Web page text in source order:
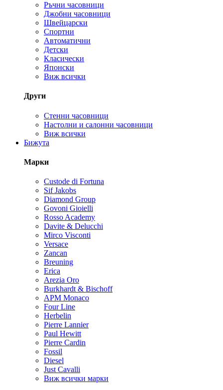
Ръчни часовници
Джобни часовници
Швейцарски
Спортни
Автоматични
Детски
Класически
Японски
Виж всички
Други
Стенни часовници
Настолни и салонни часовници
Виж всички
Бижута
Марки
Custode di Fortuna
Sif Jakobs
Diamond Group
Govoni Gioielli
Rosso Academy
Davite & Delucchi
Mirco Visconti
Versace
Zancan
Breuning
Erica
Arezia Oro
Burkhardt & Bischoff
APM Monaco
Four Line
Herbelin
Pierre Lannier
Paul Hewitt
Pierre Cardin
Fossil
Diesel
Just Cavalli
Виж всички марки